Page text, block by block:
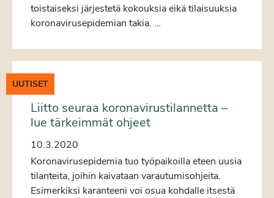
toistaiseksi järjestetä kokouksia eikä tilaisuuksia
koronavirusepidemian takia. …
UUTISET
Liitto seuraa koronavirustilannetta –
lue tärkeimmät ohjeet
10.3.2020
Koronavirusepidemia tuo työpaikoilla eteen uusia
tilanteita, joihin kaivataan varautumisohjeita.
Esimerkiksi karanteeni voi osua kohdalle itsestä